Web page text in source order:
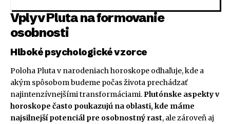
Vplyv Pluta na formovanie
osobnosti
Hlboké psychologické vzorce
Poloha Pluta v narodeniach horoskope odhaľuje, kde a
akým spôsobom budeme počas života prechádzať
najintenzívnejšími transformáciami.Plutónske aspekty v
horoskope často poukazujú na oblasti, kde máme
najsilnejší potenciál pre osobnostný rast, ale zároveň aj